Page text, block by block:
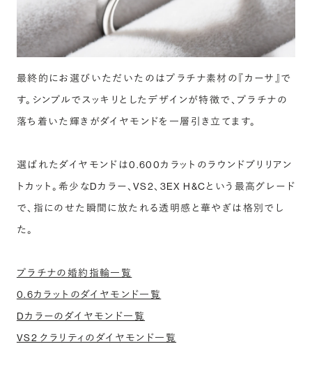
最終的にお選びいただいたのはプラチナ素材の『カーサ』で
す。シンプルでスッキリとしたデザインが特徴で、プラチナの
落ち着いた輝きがダイヤモンドを一層引き立てます。
選ばれたダイヤモンドは0.600カラットのラウンドブリリアン
トカット。希少なDカラー、VS2、3EX H&Cという最高グレード
で、指にのせた瞬間に放たれる透明感と華やぎは格別でし
た。
プラチナの婚約指輪一覧
0.6カラットのダイヤモンド一覧
Dカラーのダイヤモンド一覧
VS2 クラリティのダイヤモンド一覧